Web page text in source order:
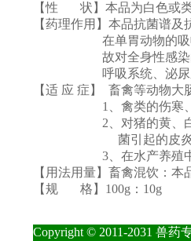
【性 状】本品为白色或类
【药理作用】本品抗菌谱
在单胃动物的吸收比
故对全身性感染的疗
呼吸系统、泌尿系统
【适 应 症】 畜禽等动物
1、禽类的伤寒、白痢
2、对猪的黄、白痢、
菌引起的皮炎和软
3、在水产养殖中对肠
【用法用量】畜禽混饮：
【规 格】100g：10g
Copyright © 2011-2031 兽药